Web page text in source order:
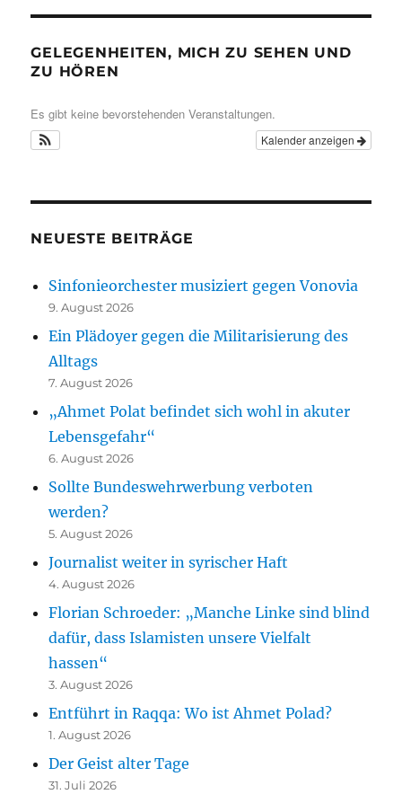
GELEGENHEITEN, MICH ZU SEHEN UND
ZU HÖREN
Es gibt keine bevorstehenden Veranstaltungen.
Kalender anzeigen
NEUESTE BEITRÄGE
Sinfonieorchester musiziert gegen Vonovia
9. August 2026
Ein Plädoyer gegen die Militarisierung des
Alltags
7. August 2026
„Ahmet Polat befindet sich wohl in akuter
Lebensgefahr“
6. August 2026
Sollte Bundeswehrwerbung verboten
werden?
5. August 2026
Journalist weiter in syrischer Haft
4. August 2026
Florian Schroeder: „Manche Linke sind blind
dafür, dass Islamisten unsere Vielfalt
hassen“
3. August 2026
Entführt in Raqqa: Wo ist Ahmet Polad?
1. August 2026
Der Geist alter Tage
31. Juli 2026